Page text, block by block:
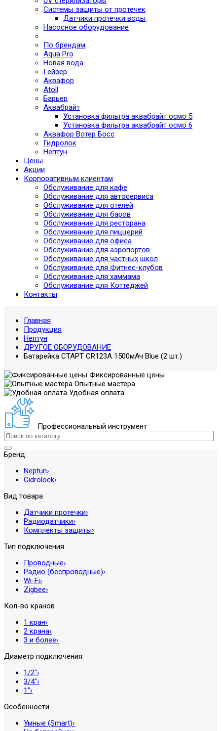
Системы защиты от протечек
Датчики протечки воды
Насосное оборудование
По брендам
Aqua Pro
Новая вода
Гейзер
Аквафор
Atoll
Барьер
Аквабрайт
Установка фильтра аквабрайт осмо 5
Установка фильтра аквабрайт осмо 6
Аквафор Вотер Босс
Гидролок
Нептун
Цены
Акции
Корпоративным клиентам
Обслуживание для кафе
Обслуживание для автосервиса
Обслуживание для отелей
Обслуживание для баров
Обслуживание для ресторана
Обслуживание для пиццерий
Обслуживание для офиса
Обслуживание для аэропортов
Обслуживание для частных школ
Обслуживание для Фитнес-клубов
Обслуживание для хаммама
Обслуживание для Коттеджей
Контакты
Главная
Продукция
Нептун
ДРУГОЕ ОБОРУДОВАНИЕ
Батарейка СТАРТ CR123А 1500мАч Blue (2 шт.)
Фиксированные цены
Опытные мастера
Удобная оплата
Профессиональный инструмент
Бренд
Neptun›
Gidrolock›
Вид товара
Датчики протечки›
Радиодатчики›
Комплекты защиты›
Тип подключения
Проводные›
Радио (беспроводные)›
Wi-Fi›
Zigbee›
Кол-во кранов
1 кран›
2 крана›
3 и более›
Диаметр подключения
1/2″›
3/4″›
1″›
Особенности
Умные (Smart)›